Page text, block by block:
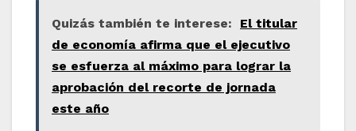
Quizás también te interese:
El titular
de economía afirma que el ejecutivo
se esfuerza al máximo para lograr la
aprobación del recorte de jornada
este año